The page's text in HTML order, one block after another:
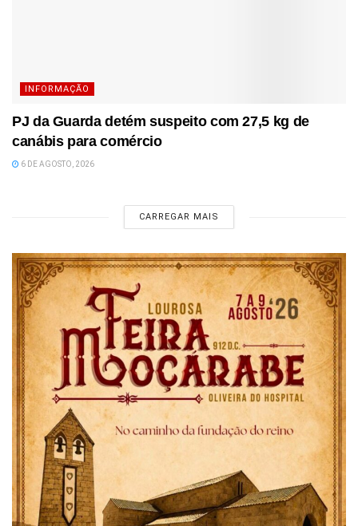
INFORMAÇÃO
PJ da Guarda detém suspeito com 27,5 kg de
canábis para comércio
6 DE AGOSTO, 2026
CARREGAR MAIS